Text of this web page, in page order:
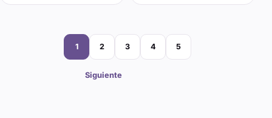
Página
1
Página
2
Página
3
Página
4
Página
5
Siguiente